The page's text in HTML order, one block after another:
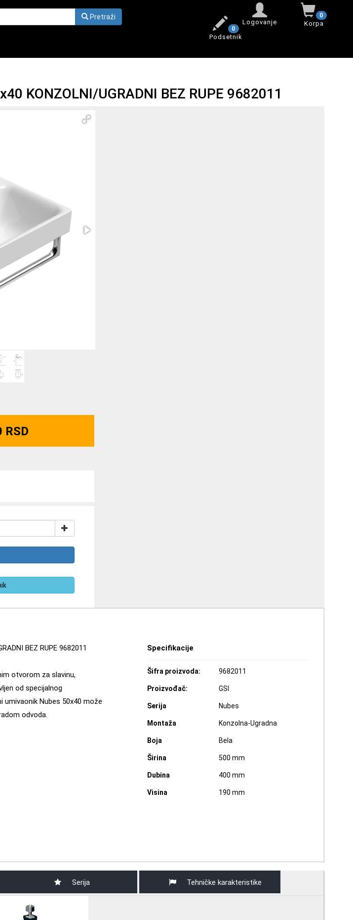
Pretraži 0
Korpa
Logovanje
0
Podsetnik
KONZOLNI/UGRADNI BEZ RUPE 9682011
RSD
BEZ RUPE 9682011
otvorom za slavinu,
od specijalnog
umivaonik Nubes 50x40 može
odvoda.
Specifikacije
Šifra proizvoda: 9682011
Proizvođač: GSI
Serija Nubes
Montaža Konzolna-Ugradna
Boja Bela
Širina 500 mm
Dubina 400 mm
Visina 190 mm
Serija Tehničke karakteristike